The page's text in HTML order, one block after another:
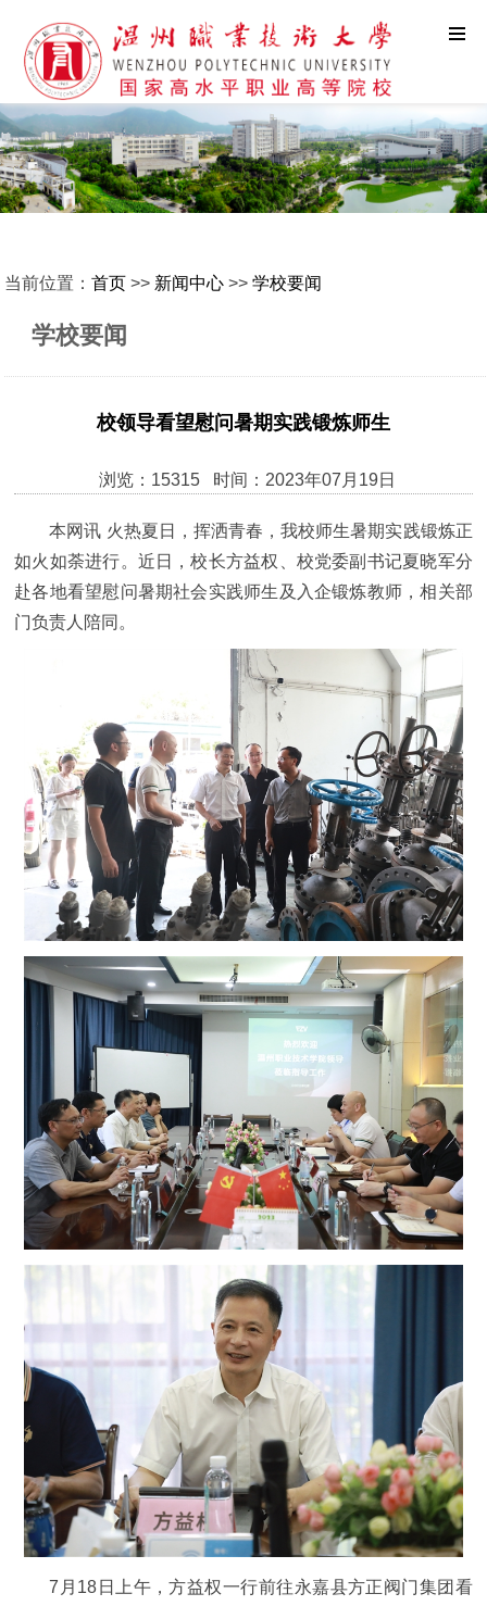
当前位置：首页 >> 新闻中心 >>学校要闻
学校要闻
校领导看望慰问暑期实践锻炼师生
浏览：15315 时间：2023年07月19日
本网讯 火热夏日 ， 挥洒青春 ，我校师生暑期实践锻炼正
如火如荼进行。近日，校长方益权、校党委副书记夏晓军分
赴各地看望慰问暑期社会实践师生及入企锻炼教师，相关部
门负责人陪同。
7月18日上午，方益权一行前往永嘉县方正阀门集团看